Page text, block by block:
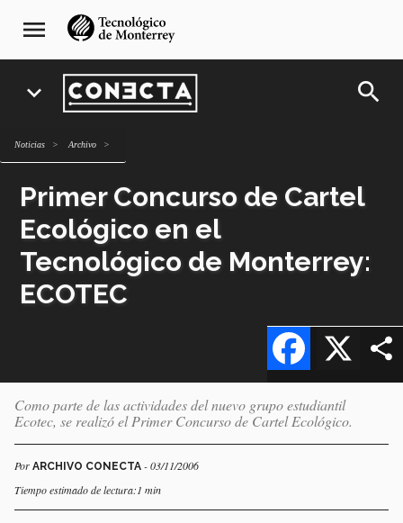
navegación
principal
menu
expand_more search
Noticias archivo
Primer Concurso de Cartel
Ecológico en el
Tecnológico de Monterrey:
ECOTEC
Facebook
Como parte de las actividades del nuevo grupo estudiantil
Ecotec, se realizó el Primer Concurso de Cartel Ecológico.
Por ARCHIVO CONECTA - 03/11/2006
Tiempo estimado de lectura:1 min